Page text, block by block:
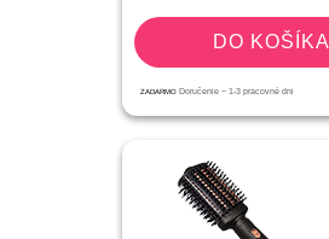
DO KOŠÍKA
ZADARMO Doručenie ~ 1-3 pracovné dni